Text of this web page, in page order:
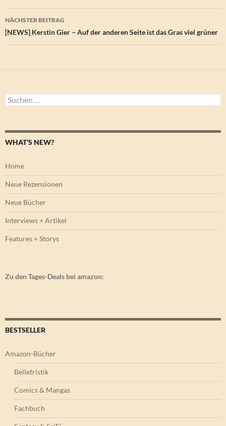
NÄCHSTER BEITRAG
[NEWS] Kerstin Gier – Auf der anderen Seite ist das Gras viel grüner
Suchen
nach:
WHAT’S NEW?
Home
Neue Rezensionen
Neue Bücher
Interviews + Artikel
Features + Storys
Zu den Tages-Deals bei amazon:
BESTSELLER
Amazon-Bücher
Belletristik
Comics & Mangas
Fachbuch